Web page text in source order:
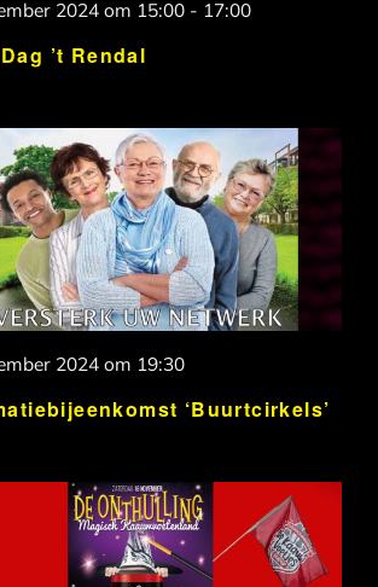
’t Rendal
2024 om 15:00 - 17:00
‘Buurtcirkels’
2024 om 19:30